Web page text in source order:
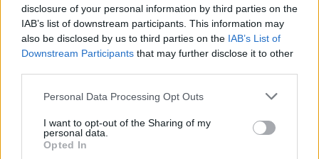
disclosure of your personal information by third parties on the
IAB’s list of downstream participants. This information may
also be disclosed by us to third parties on the IAB’s List of
Downstream Participants that may further disclose it to other
Please note that this website/app uses one or more Google
not limited to your visit or usage behaviour. You may click to
grant or deny consent to Google and its third-party tags to
use your data for below specified purposes in below Google
Personal Data Processing Opt Outs
I want to opt-out of the Sharing of my
personal data.
Opted In